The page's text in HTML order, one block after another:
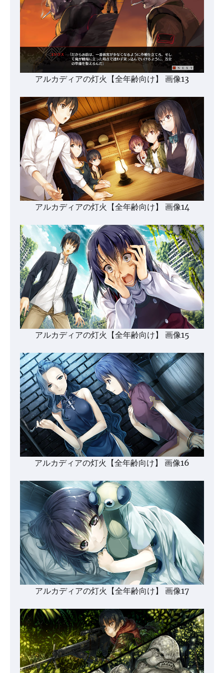
アルカディアの灯火【全年齢向け】 画像13
アルカディアの灯火【全年齢向け】 画像14
アルカディアの灯火【全年齢向け】 画像15
アルカディアの灯火【全年齢向け】 画像16
アルカディアの灯火【全年齢向け】 画像17